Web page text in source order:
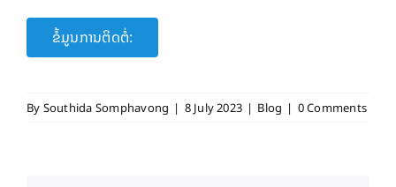
ຂໍ້ມູນການຕິດຕໍ່:
BySouthida Somphavong | 8 July 2023 | Blog | 0 Comments